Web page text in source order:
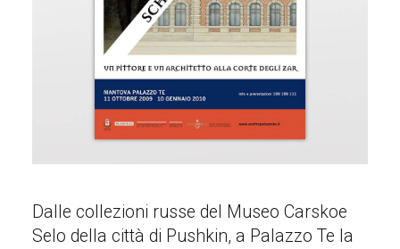
Dalle collezioni russe del Museo Carskoe
Selo della città di Pushkin, a Palazzo Te la